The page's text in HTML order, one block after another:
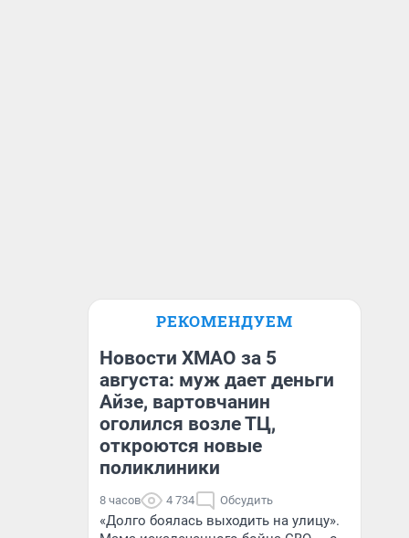
РЕКОМЕНДУЕМ
Новости ХМАО за 5
августа: муж дает деньги
Айзе, вартовчанин
оголился возле ТЦ,
откроются новые
поликлиники
8 часов 4 734 Обсудить
«Долго боялась выходить на улицу».